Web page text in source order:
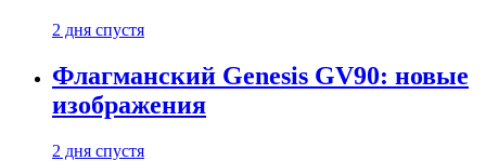
2 дня спустя
Флагманский Genesis GV90: новые
изображения
2 дня спустя